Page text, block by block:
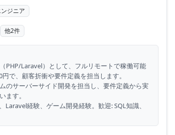
ジニア
他2件
PHP/Laravel）として、フルリモートで稼働可能
で、顧客折衝や要件定義を担当します。
のサーバーサイド開発を担当し、要件定義から実
ます。
Laravel経験、ゲーム開発経験。歓迎: SQL知識、